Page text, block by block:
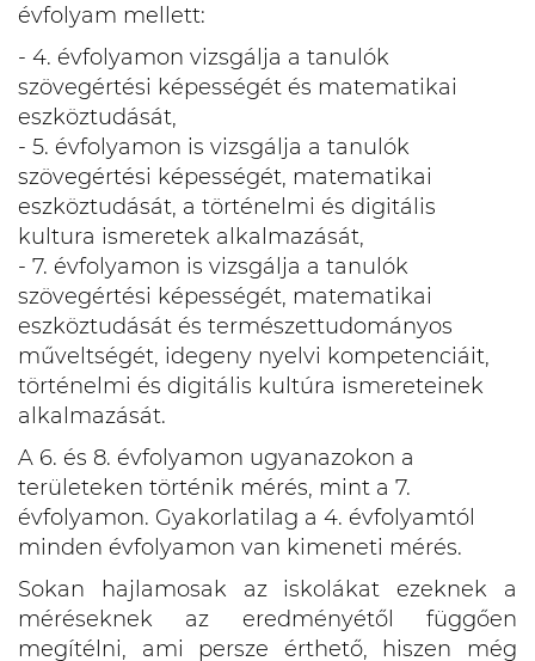
évfolyam mellett:
- 4. évfolyamon vizsgálja a tanulók
szövegértési képességét és matematikai
eszköztudását,
- 5. évfolyamon is vizsgálja a tanulók
szövegértési képességét, matematikai
eszköztudását, a történelmi és digitális
kultura ismeretek alkalmazását,
- 7. évfolyamon is vizsgálja a tanulók
szövegértési képességét, matematikai
eszköztudását és természettudományos
műveltségét, idegeny nyelvi kompetenciáit,
történelmi és digitális kultúra ismereteinek
alkalmazását.
A 6. és 8. évfolyamon ugyanazokon a
területeken történik mérés, mint a 7.
évfolyamon. Gyakorlatilag a 4. évfolyamtól
minden évfolyamon van kimeneti mérés.
Sokan hajlamosak az iskolákat ezeknek a
méréseknek az eredményétől függően
megítélni, ami persze érthető, hiszen még